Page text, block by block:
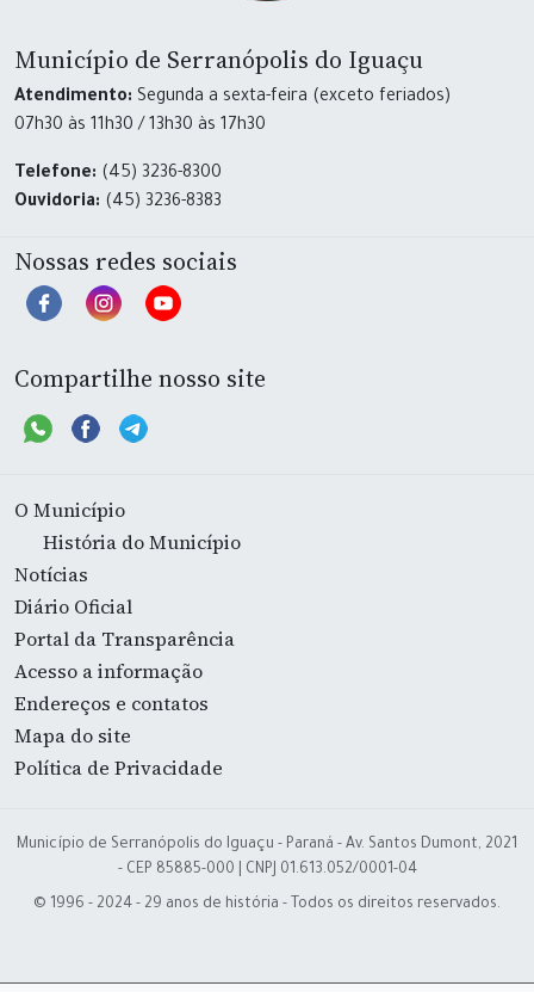
Município de Serranópolis do Iguaçu
Atendimento: Segunda a sexta-feira (exceto feriados)
07h30 às 11h30 / 13h30 às 17h30
Telefone: (45) 3236-8300
Ouvidoria: (45) 3236-8383
Nossas redes sociais
Compartilhe nosso site
O Município
História do Município
Notícias
Diário Oficial
Portal da Transparência
Acesso a informação
Endereços e contatos
Mapa do site
Política de Privacidade
Município de Serranópolis do Iguaçu - Paraná - Av. Santos Dumont, 2021
- CEP 85885-000 | CNPJ 01.613.052/0001-04
© 1996 - 2024 - 29 anos de história - Todos os direitos reservados.